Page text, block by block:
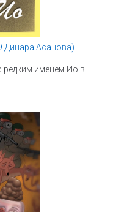
Динара Асанова)
именем Ио в